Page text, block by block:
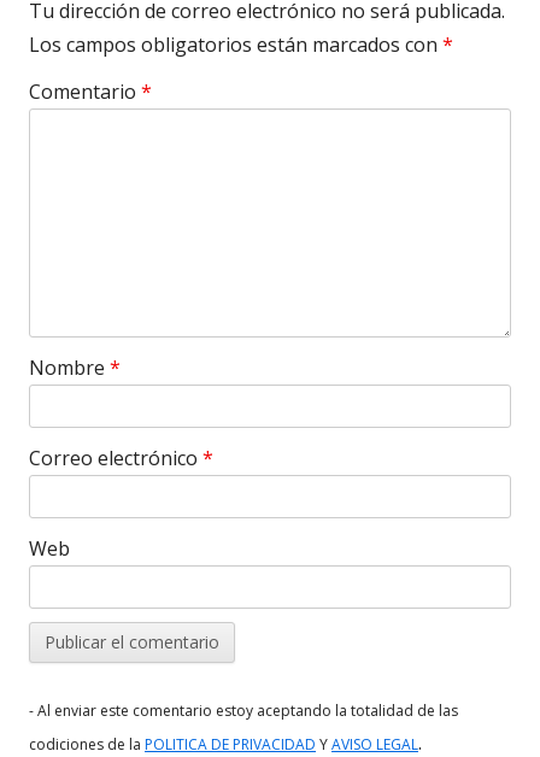
Tu dirección de correo electrónico no será publicada.
Los campos obligatorios están marcados con *
Comentario *
Nombre *
Correo electrónico *
Web
- Al enviar este comentario estoy aceptando la totalidad de las
codiciones de la POLITICA DE PRIVACIDAD YAVISO LEGAL.